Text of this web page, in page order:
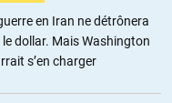
de Staline et
d’obéir »
en Iran ne détrônera
le dollar. Mais Washington
s’en charger